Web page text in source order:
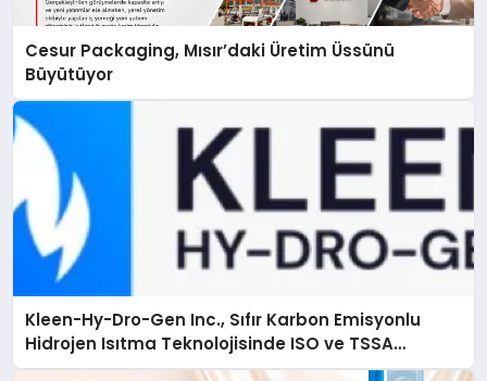
Cesur Packaging, Mısır’daki Üretim Üssünü
Büyütüyor
Kleen-Hy-Dro-Gen Inc., Sıfır Karbon Emisyonlu
Hidrojen Isıtma Teknolojisinde ISO ve TSSA
Düzenleyici Onaylarını Aldı